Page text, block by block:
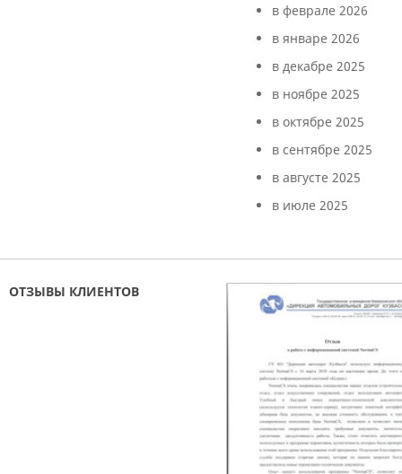
в феврале 2026
в январе 2026
в декабре 2025
в ноябре 2025
в октябре 2025
в сентябре 2025
в августе 2025
в июле 2025
ОТЗЫВЫ КЛИЕНТОВ